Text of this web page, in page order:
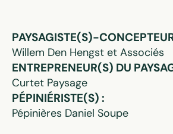
PAYSAGISTE(S)-
Willem Den Hengst et Associés
ENTREPRENEUR(S) DU
Curtet Paysage
PÉPINIÉRISTE(S) :
Pépinières Daniel Soupe